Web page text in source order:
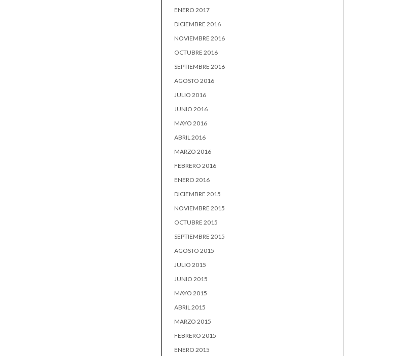
ENERO 2017
DICIEMBRE 2016
NOVIEMBRE 2016
OCTUBRE 2016
SEPTIEMBRE 2016
AGOSTO 2016
JULIO 2016
JUNIO 2016
MAYO 2016
ABRIL 2016
MARZO 2016
FEBRERO 2016
ENERO 2016
DICIEMBRE 2015
NOVIEMBRE 2015
OCTUBRE 2015
SEPTIEMBRE 2015
AGOSTO 2015
JULIO 2015
JUNIO 2015
MAYO 2015
ABRIL 2015
MARZO 2015
FEBRERO 2015
ENERO 2015